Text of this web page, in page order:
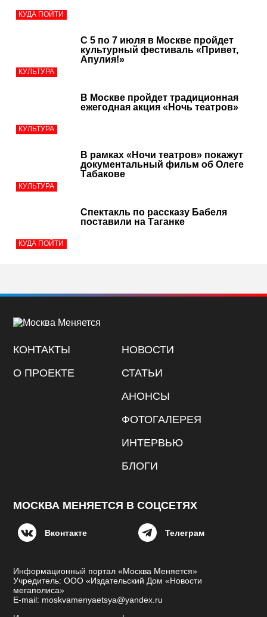
КУДА ПОЙТИ
КУЛЬТУРА
С 5 по 7 июля в Москве пройдет
культурный фестиваль «Привет,
Апулия!»
КУЛЬТУРА
В Москве пройдет традиционная
ежегодная акция «Ночь театров»
КУЛЬТУРА
В рамках «Ночи театров» покажут
документальный фильм об Олеге
Табакове
КУДА ПОЙТИ
Спектакль по рассказу Бабеля
поставили на Таганке
КОНТАКТЫ
О ПРОЕКТЕ
НОВОСТИ
СТАТЬИ
АНОНСЫ
ФОТОГАЛЕРЕЯ
ИНТЕРВЬЮ
БЛОГИ
МОСКВА МЕНЯЕТСЯ В СОЦСЕТЯХ
Вконтакте Телеграм
Информационный портал «Москва Меняется»
Учредитель: ООО «Издательский Дом «Новости
мегаполиса»
E-mail: moskvamenyaetsya@yandex.ru